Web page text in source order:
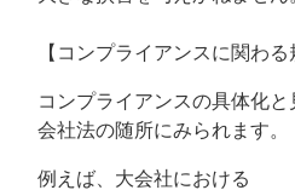
【コンプライアンスに関わる
コンプライアンスの具体化と
会社法の随所にみられます。
例えば、大会社における